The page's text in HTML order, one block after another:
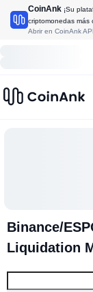
CoinAnk ¡Su
criptomonedas más
Abrir en CoinAnk
Binance/
Liquidation